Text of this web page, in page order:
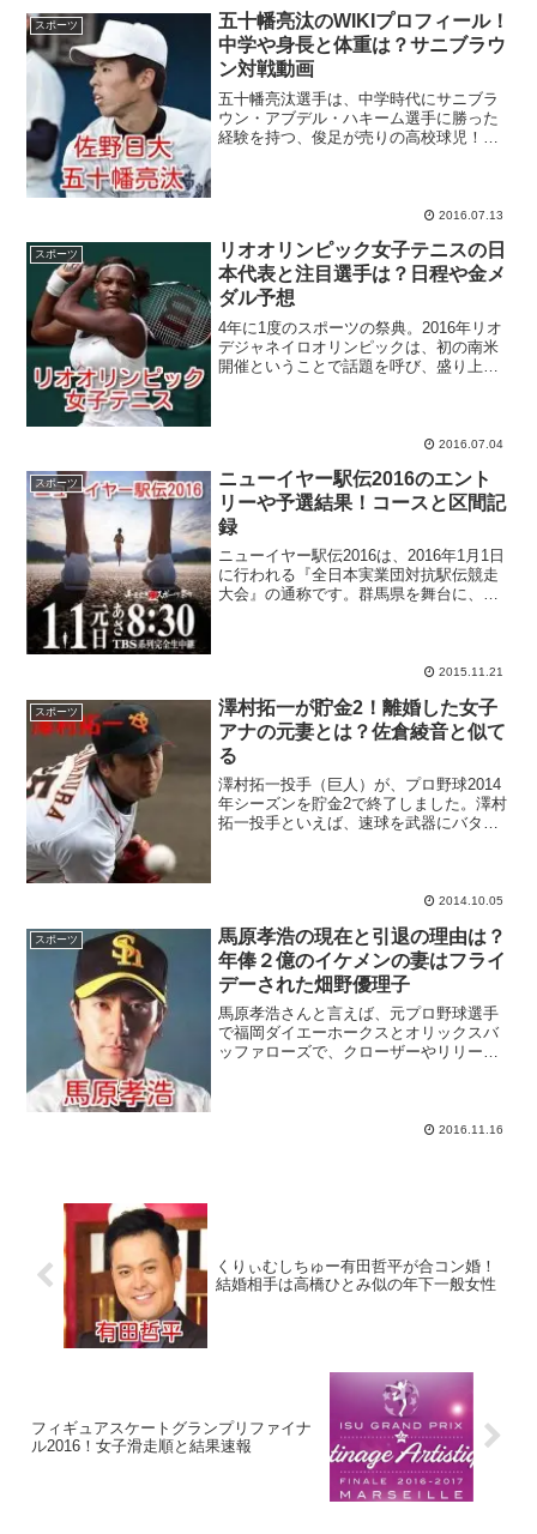
スポーツ
五十幡亮汰のWIKIプロフィール！
中学や身長と体重は？サニブラウ
ン対戦動画
五十幡亮汰選手は、中学時代にサニブラ
ウン・アブデル・ハキーム選手に勝った
経験を持つ、俊足が売りの高校球児！プ
2016.07.13
スポーツ
リオオリンピック女子テニスの日
本代表と注目選手は？日程や金メ
ダル予想
4年に1度のスポーツの祭典。2016年リオ
デジャネイロオリンピックは、初の南米
開催ということで話題を呼び、盛り上が
2016.07.04
スポーツ
ニューイヤー駅伝2016のエント
リーや予選結果！コースと区間記
録
ニューイヤー駅伝2016は、2016年1月1日
に行われる『全日本実業団対抗駅伝競走
大会』の通称です。群馬県を舞台に、各
2015.11.21
スポーツ
澤村拓一が貯金2！離婚した女子
アナの元妻とは？佐倉綾音と似て
る
澤村拓一投手（巨人）が、プロ野球2014
年シーズンを貯金2で終了しました。澤村
拓一投手といえば、速球を武器にバタバ
2014.10.05
スポーツ
馬原孝浩の現在と引退の理由は？
年俸２億のイケメンの妻はフライ
デーされた畑野優理子
馬原孝浩さんと言えば、元プロ野球選手
で福岡ダイエーホークスとオリックスバ
ッファローズで、クローザーやリリーフ
2016.11.16
くりぃむしちゅー有田哲平が合コン婚！
結婚相手は高橋ひとみ似の年下一般女性
フィギュアスケートグランプリファイナ
ル2016！女子滑走順と結果速報